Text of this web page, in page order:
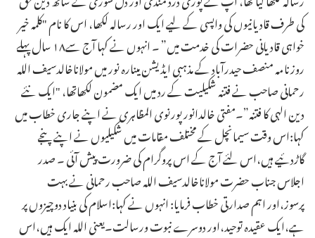
کی طرف قادیانیوں کی واپسی کے لیے ایک اور رسالہ لکھا، اس کا نام "کلمہ خیر
خواہی قادیانی حضرات کی خدمت میں” ۔ انہوں نے کہا آج سے۱۸ سال پہلے
روزنامہ منصف حیدرآباد کے مذہبی ایڈیشن مینارہ نور میں مولاناخالدسیف اللہ
رحمانی صاحب نے فتنہ شکیلیت کے رد میں ایک مضمون لکھاتھا، "ایک نئے
دین الہی کا فتنہ”۔مفتی خالدانورپورنوی المظاہری نے اپنے جاری خطاب میں
کہا:اس وقت سیمانچل کے مختلف مقامات میں شکیلیوں نے اپنے پنجے
گاڑدئیے ہیں،اس لئے آج کے اس پروگرام کی ضرورت پیش آئی ۔ صدر
اجلاس جناب حضرت مولاناخالدسیف اللہ صاحب رحمانی نے بہت
پرسوز،اور اہم صدارتی خطاب فرمایا: انہوں نے کہا:اسلام کی بنیاد دوچیزوں پر
ہے،ایک عقیدہ توحید،اور دوسرے نبوت ورسالت۔یعنی اللہ ایک ہیں،اس